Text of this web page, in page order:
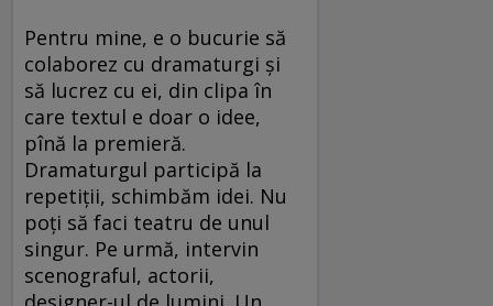
Pentru mine, e o bucurie să
colaborez cu dramaturgi şi
să lucrez cu ei, din clipa în
care textul e doar o idee,
pînă la premieră.
Dramaturgul participă la
repetiţii, schimbăm idei. Nu
poţi să faci teatru de unul
singur. Pe urmă, intervin
scenograful, actorii,